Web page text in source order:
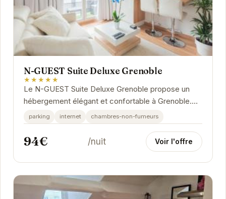
N-GUEST Suite Deluxe Grenoble
★★★★★
Le N-GUEST Suite Deluxe Grenoble propose un
hébergement élégant et confortable à Grenoble.
Idéalement situé, il permet un accès facile aux...
parking internet chambres-non-fumeurs
94€ /nuit Voir l'offre